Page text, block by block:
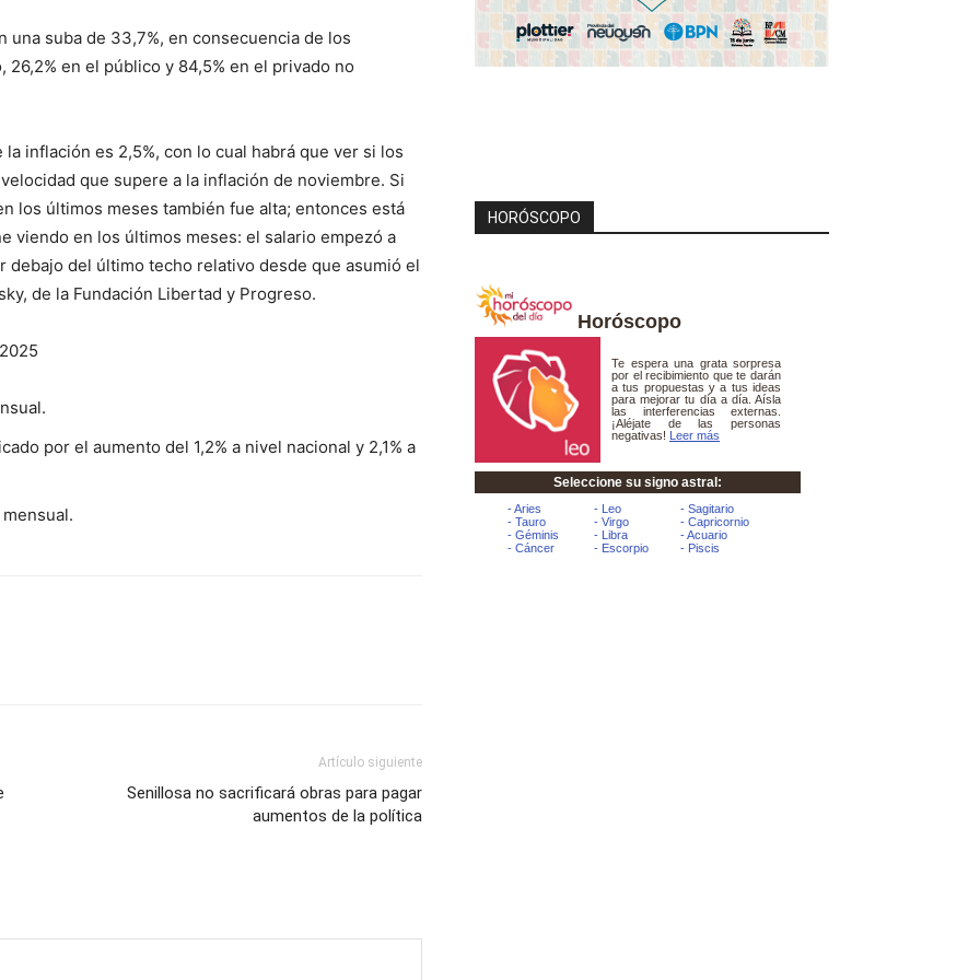
una suba de 33,7%, en consecuencia de los
en el público y 84,5% en el privado no
inflación es 2,5%, con lo cual habrá que ver si los
que supere a la inflación de noviembre. Si
los últimos meses también fue alta; entonces está
viendo en los últimos meses: el salario empezó a
del último techo relativo desde que asumió el
de la Fundación Libertad y Progreso.
por el aumento del 1,2% a nivel nacional y 2,1% a
Artículo siguiente
Senillosa no sacrificará obras para pagar
aumentos de la política
HORÓSCOPO
Horóscopo